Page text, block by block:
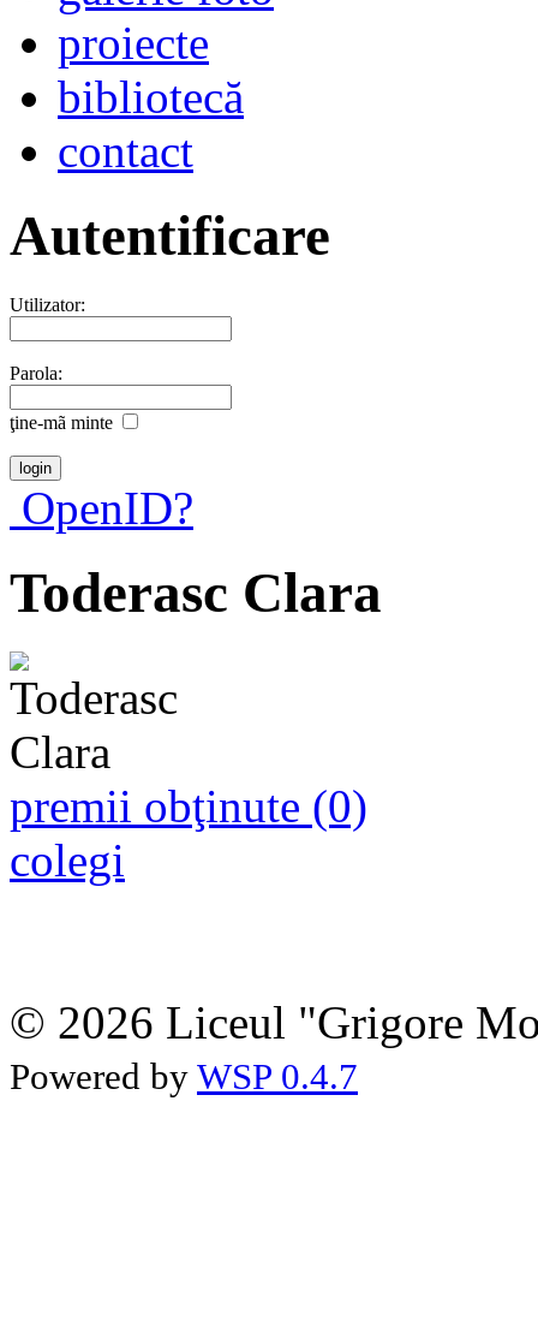
proiecte
bibliotecă
contact
Autentificare
Utilizator:
Parola:
ţine-mã minte
OpenID?
Toderasc Clara
premii obţinute (0)
colegi
© 2026 Liceul "Grigore
Powered by WSP 0.4.7